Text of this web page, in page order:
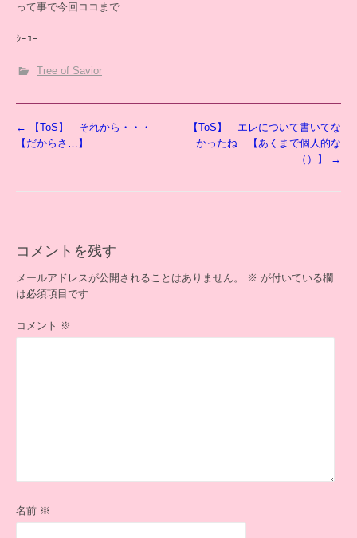
って事で今回ココまで
ｼｰﾕｰ
Tree of Savior
投
稿
ゲ
ョ
ン
←
【ToS】 それから・・・
【だからさ…】
【ToS】 エレについて書いてな
かったね 【あくまで個人的な
（）】
→
コメントを残す
メールアドレスが公開されることはありません。 ※ が付いている欄
は必須項目です
コメント ※
名前 ※